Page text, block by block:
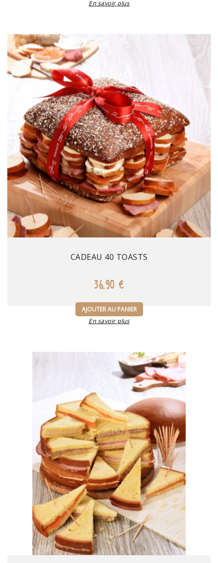
En savoir plus
CADEAU 40 TOASTS
36,90 €
AJOUTER AU PANIER
En savoir plus